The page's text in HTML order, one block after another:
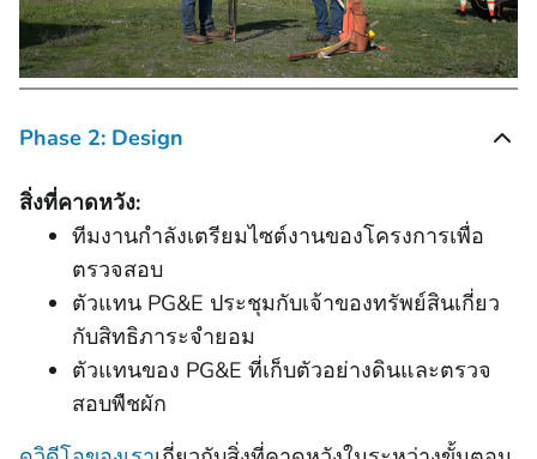
Phase 2: Design
สิ่งที่คาดหวัง:
ทีมงานกําลังเตรียมไซต์งานของโครงการเพื่อ
ตรวจสอบ
ตัวแทน PG&E ประชุมกับเจ้าของทรัพย์สินเกี่ยว
กับสิทธิภาระจำยอม
ตัวแทนของ PG&E ที่เก็บตัวอย่างดินและตรวจ
สอบพืชผัก